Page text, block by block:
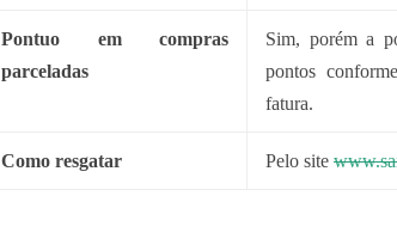
Pontuo em compras
parceladas
Sim, porém a
pontos
fatura.
Como resgatar Pelo site